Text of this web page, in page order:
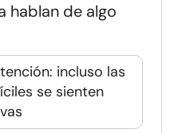
hablan de algo
incluso las
se sienten